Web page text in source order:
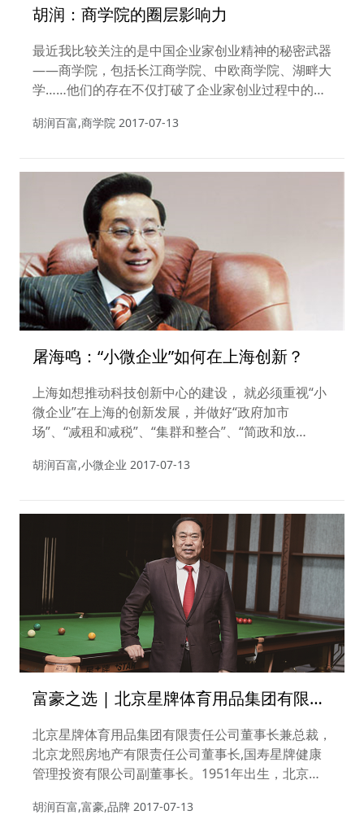
胡润：商学院的圈层影响力
最近我比较关注的是中国企业家创业精神的秘密武器
——商学院，包括长江商学院、中欧商学院、湖畔大
学……他们的存在不仅打破了企业家创业过程中的孤
此能够结识、合作，并相互学习。这也就是我们常说
胡润百富,商学院 2017-07-13
屠海鸣：“小微企业”如何在上海创新？
上海如想推动科技创新中心的建设， 就必须重视“小
微企业”在上海的创新发展，并做好“政府加市
场”、“减租和减税”、“集群和整合”、“简政和放
除”，才能实现政协主席俞正声所期待的“让成百上千
胡润百富,小微企业 2017-07-13
富豪之选 | 北京星牌体育用品集团有限责
任公司董事长兼总裁甘连舫
北京星牌体育用品集团有限责任公司董事长兼总裁，
北京龙熙房地产有限责任公司董事长,国寿星牌健康
管理投资有限公司副董事长。1951年出生，北京
师。曾任第十、第十一届全国政协委员；第十、十
胡润百富,富豪,品牌 2017-07-13